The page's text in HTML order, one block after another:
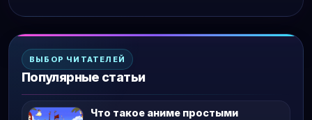
ВЫБОР ЧИТАТЕЛЕЙ
Популярные статьи
Что такое аниме простыми